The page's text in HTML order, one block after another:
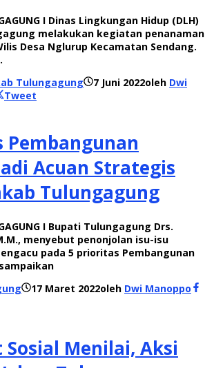
I Dinas Lingkungan Hidup (DLH)
melakukan kegiatan penanaman
Desa Nglurup Kecamatan Sendang.
Tulungagung 7 Juni 2022oleh Dwi
Tweet
Pembangunan
Acuan Strategis
Tulungagung
I Bupati Tulungagung Drs.
menyebut penonjolan isu-isu
pada 5 prioritas Pembangunan
17 Maret 2022oleh Dwi Manoppo
Sosial Menilai, Aksi